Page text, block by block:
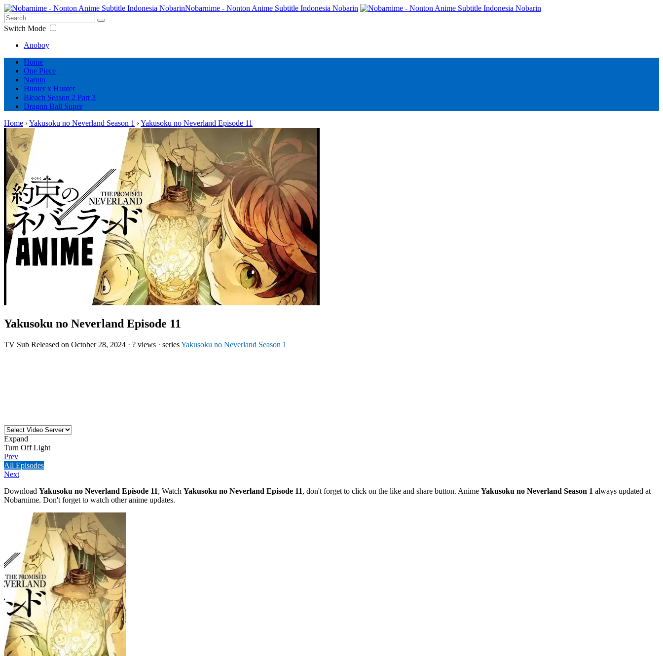
Nobarnime - Nonton Anime Subtitle Indonesia Nobarin
Switch Mode
Anoboy
Home
One Piece
Naruto
Hunter x Hunter
Bleach Season 2 Part 3
Dragon Ball Super
Home ›Yakusoku no Neverland Season 1 ›Yakusoku no Neverland Episode 11
Yakusoku no Neverland Episode 11
TV Sub Released on October 28, 2024 · ? views · seriesYakusoku no Neverland Season 1
Expand
Turn Off Light
Prev
All Episodes
Next
Download Yakusoku no Neverland Episode 11, Watch Yakusoku no Neverland Episode 11, don't forget to click on the like and share button. Anime Yakusoku no Neverland Season 1 always updated at
Nobarnime. Don't forget to watch other anime updates.